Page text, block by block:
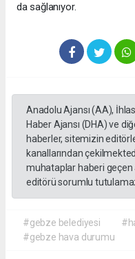
da sağlanıyor.
Anadolu Ajansı (AA),
Haber Ajansı (DHA) ve
haberler, sitemizin
kanallarından
muhataplar haberi
editörü sorumlu
#gebze belediyesi
#gebze hava durumu